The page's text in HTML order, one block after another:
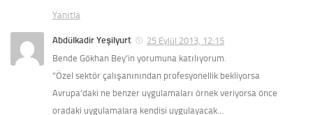
Yanıtla
Abdülkadir Yeşilyurt
25 Eylül 2013, 12:15
Bende Gökhan Bey’in yorumuna katılıyorum.
“Özel sektör çalışanınından profesyonellik bekliyorsa
Avrupa’daki ne benzer uygulamaları örnek veriyorsa önce
oradaki uygulamalara kendisi uygulayacak…